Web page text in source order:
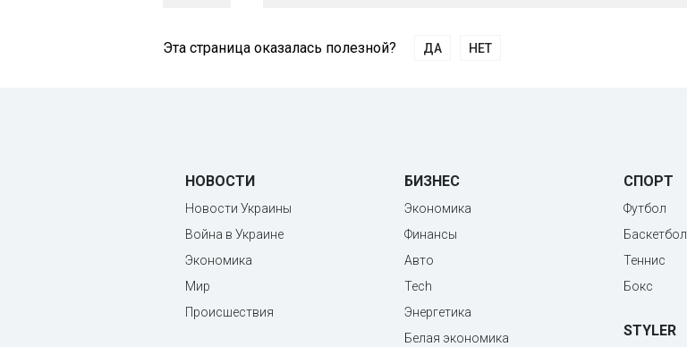
Эта страница оказалась полезной? ДА НЕТ
НОВОСТИ
Новости Украины
Война в Украине
Экономика
Мир
Происшествия
БИЗНЕС
Экономика
Финансы
Авто
Tech
Энергетика
Белая экономика
СПОРТ
Футбол
Баскетбол
Теннис
Бокс
STYLER